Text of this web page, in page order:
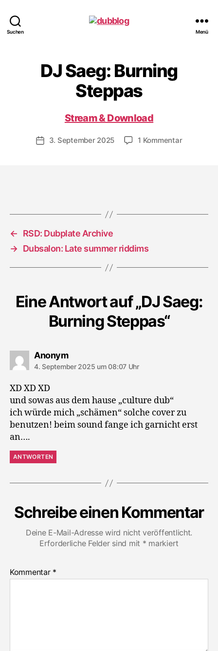
Suchen Menü
DJ Saeg: Burning
Steppas
Stream & Download
Veröffentlichungsdatum
3. September 2025 1 Kommentarzu
←
RSD: Dubplate Archive
→ Dubsalon: Late summer riddims
Eine Antwort auf „DJ Saeg:
Burning Steppas“
Anonymsagt:
4. September 2025 um 08:07 Uhr
XD XD XD
und sowas aus dem hause „culture dub“
ich würde mich „schämen“ solche cover zu
benutzen! beim sound fange ich garnicht erst
an….
ANTWORTEN
Schreibe einen Kommentar
Deine E-Mail-Adresse wird nicht veröffentlicht.
Erforderliche Felder sind mit * markiert
Kommentar *